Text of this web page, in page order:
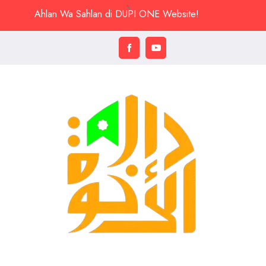
Ahlan Wa Sahlan di DUPI ONE Website!